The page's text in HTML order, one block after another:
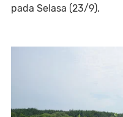
pada Selasa (23/9).